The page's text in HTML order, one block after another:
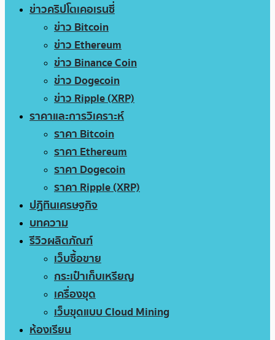
ข่าวคริปโตเคอเรนซี่
ข่าว Bitcoin
ข่าว Ethereum
ข่าว Binance Coin
ข่าว Dogecoin
ข่าว Ripple (XRP)
ราคาและการวิเคราะห์
ราคา Bitcoin
ราคา Ethereum
ราคา Dogecoin
ราคา Ripple (XRP)
ปฏิทินเศรษฐกิจ
บทความ
รีวิวผลิตภัณฑ์
เว็บซื้อขาย
กระเป๋าเก็บเหรียญ
เครื่องขุด
เว็บขุดแบบ Cloud Mining
ห้องเรียน